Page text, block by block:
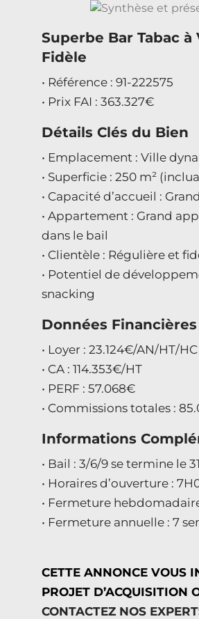
Superbe Bar Tabac
Fidèle
• Référence : 91-222575
• Prix FAI : 363.327€
Détails Clés du Bien
• Emplacement : Ville
• Superficie : 250 m²
• Capacité d’accueil :
• Appartement : Grand
dans le bail
• Clientèle : Régulière et
• Potentiel de
snacking
Données
• Loyer : 23.124€/AN/HT/
• CA : 114.353€/HT
• PERF : 57.068€
• Commissions totales :
Informations
• Bail : 3/6/9 se termine le
• Horaires d’ouverture :
• Fermeture
• Fermeture annuelle : 7
CETTE ANNONCE VOUS
PROJET D’ACQUISITION
CONTACTEZ NOS